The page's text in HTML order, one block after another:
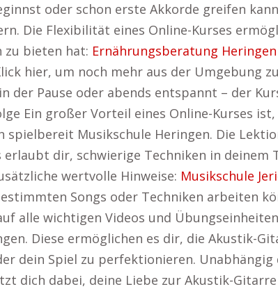
oder schon erste Akkorde greifen
Die Flexibilität eines Online-Kurses
zu bieten hat: Ernährungsberatung Heringen
hier, um noch mehr aus der Umgebung
der Pause oder abends entspannt – der
Ein großer Vorteil eines Online-Kurses
Musikschule Heringen. Die
dir, schwierige Techniken in deinem
wertvolle Hinweise: Musikschule
Songs oder Techniken arbeiten
alle wichtigen Videos und
Diese ermöglichen es dir, die Akustik-
dein Spiel zu perfektionieren. Unabhängig
dich dabei, deine Liebe zur Akustik-